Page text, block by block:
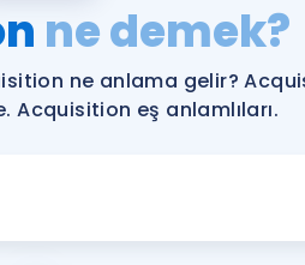
YDS ve YÖKDİL
YDS ve YÖKDİL'e
Tüm ÖSYM
ne demek?
ne anlama gelir?
Acquisition eş anlamlıları.